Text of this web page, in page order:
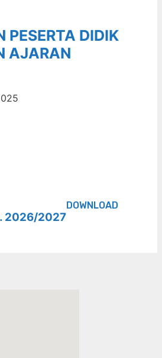
PESERTA DIDIK
AJARAN
2026/2027
DOWNLOAD